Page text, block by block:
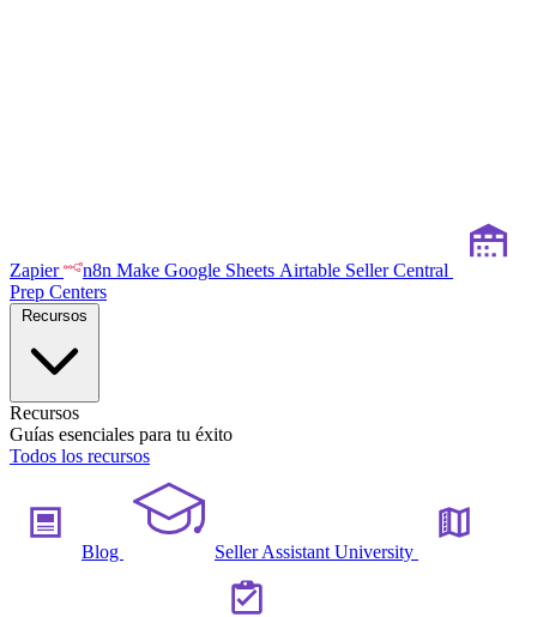
Zapier n8n Make Google Sheets Airtable Seller Central
Prep Centers
Recursos
Guías esenciales para tu éxito
Todos los recursos
Blog Seller Assistant University